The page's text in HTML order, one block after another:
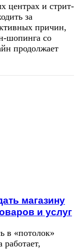
центрах и стрит-
за
причин,
шопинга со
продолжает
магазину
и услуг
в «потолок»